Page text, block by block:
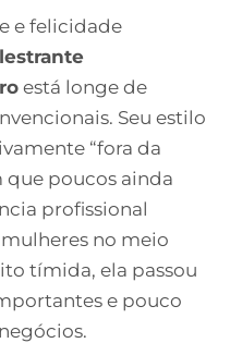
e felicidade
está longe de
Seu estilo
“fora da
que poucos ainda
profissional
no meio
tímida, ela passou
e pouco